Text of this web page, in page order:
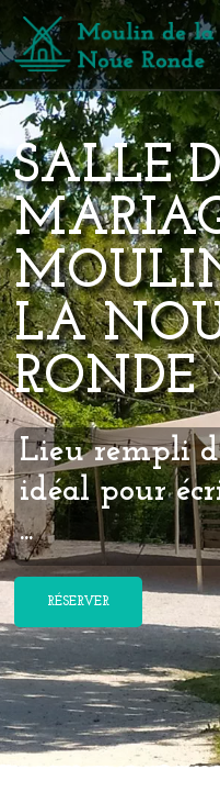
SALLE
LA
RONDE
Lieu rempli
idéal pour
...
RÉSERVER